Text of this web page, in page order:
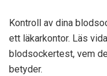
Kontroll av dina
ett läkarkontor. Läs
blodsockertest, vem
betyder.